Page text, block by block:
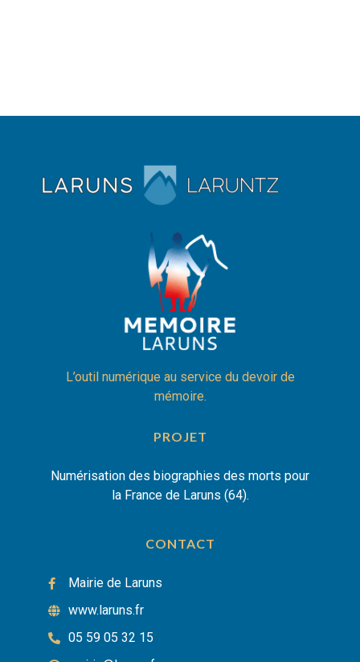
L’outil numérique au service du devoir de
mémoire.
PROJET
Numérisation des biographies des morts pour
la France de Laruns (64).
CONTACT
Mairie de Laruns
www.laruns.fr
05 59 05 32 15